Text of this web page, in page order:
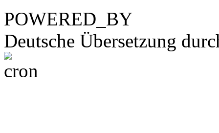
POWERED_BY
Deutsche Übersetzung